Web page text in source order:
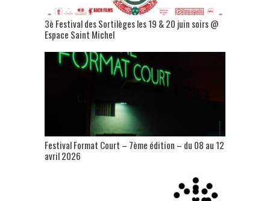
3è Festival des Sortilèges les 19 & 20 juin soirs @
Espace Saint Michel
Festival Format Court – 7ème édition – du 08 au 12
avril 2026